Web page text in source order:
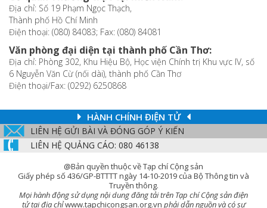
Địa chỉ: Số 19 Phạm Ngọc Thạch,
Thành phố Hồ Chí Minh
Điện thoại: (080) 84083; Fax: (080) 84081
Văn phòng đại diện tại thành phố Cần Thơ:
Địa chỉ: Phòng 302, Khu Hiệu Bộ, Học viện Chính trị Khu vực IV, số
6 Nguyễn Văn Cừ (nối dài), thành phố Cần Thơ
Điện thoại/Fax: (0292) 6250868
HÀNH CHÍNH ĐIỆN TỬ
LIÊN HỆ GỬI BÀI VÀ ĐÓNG GÓP Ý KIẾN
LIÊN HỆ QUẢNG CÁO: 080 46138
@Bản quyền thuộc về Tạp chí Cộng sản
Giấy phép số 436/GP-BTTTT ngày 14-10-2019 của Bộ Thông tin và
Truyền thông.
Mọi hành động sử dụng nội dung đăng tải trên Tạp chí Cộng sản điện
tử tại địa chỉwww.tapchicongsan.org.vn phải dẫn nguồn và có sự